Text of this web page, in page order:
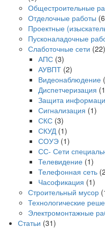
Общестроительные
Отделочные работы
Проектные
Пусконаладочные
Слаботочные сети (22)
АПС (3)
АУВПТ (2)
Видеонаблюдение
Диспетчеризация
Защита
Сигнализация (1)
СКС (3)
СКУД(1)
СОУЭ (1)
СС- Сети
Телевидение (1)
Телефонная сеть
Часофикация (1)
Строительный мусор
Технологические
Электромонтажные
Статьи (31)